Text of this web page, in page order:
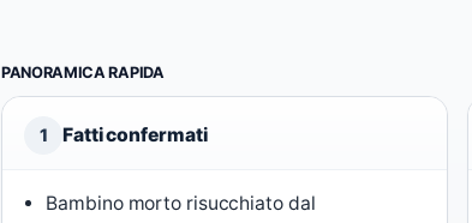
PANORAMICA RAPIDA
1 Fatti confermati
Bambino morto risucchiato dal